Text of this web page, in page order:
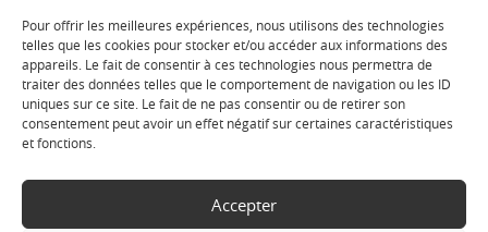
Pour offrir les meilleures expériences, nous utilisons des technologies
telles que les cookies pour stocker et/ou accéder aux informations des
appareils. Le fait de consentir à ces technologies nous permettra de
traiter des données telles que le comportement de navigation ou les ID
uniques sur ce site. Le fait de ne pas consentir ou de retirer son
consentement peut avoir un effet négatif sur certaines caractéristiques
et fonctions.
Accepter
Le plan du site
Copyright Ⓒ Politique de